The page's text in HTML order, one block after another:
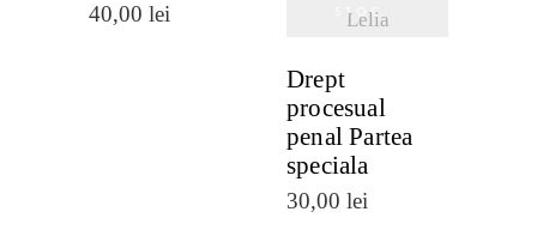
40,00 lei STOC
Lelia
Drept
procesual
penal Partea
speciala
30,00 lei